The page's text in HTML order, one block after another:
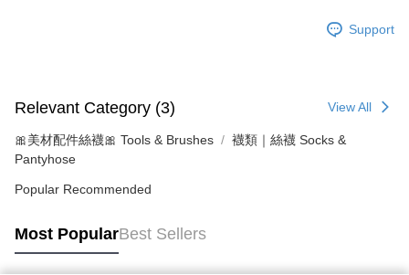
Support
Relevant Category (3) View All
🎀美材配件絲襪🎀 Tools & Brushes
襪類｜絲襪 Socks &
Pantyhose
Popular Recommended
Most PopularBest Sellers